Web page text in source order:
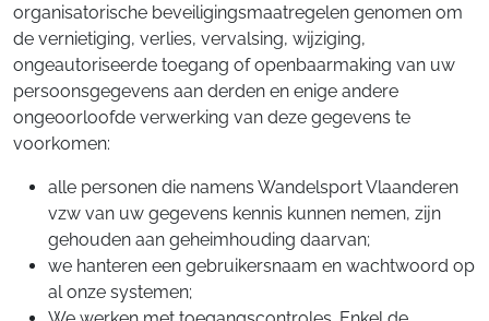
organisatorische beveiligingsmaatregelen genomen om
de vernietiging, verlies, vervalsing, wijziging,
ongeautoriseerde toegang of openbaarmaking van uw
persoonsgegevens aan derden en enige andere
ongeoorloofde verwerking van deze gegevens te
voorkomen:
alle personen die namens Wandelsport Vlaanderen
vzw van uw gegevens kennis kunnen nemen, zijn
gehouden aan geheimhouding daarvan;
we hanteren een gebruikersnaam en wachtwoord op
al onze systemen;